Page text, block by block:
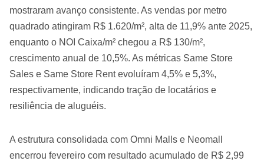
mostraram avanço consistente. As vendas por metro
quadrado atingiram R$ 1.620/m², alta de 11,9% ante 2025,
enquanto o NOI Caixa/m² chegou a R$ 130/m²,
crescimento anual de 10,5%. As métricas Same Store
Sales e Same Store Rent evoluíram 4,5% e 5,3%,
respectivamente, indicando tração de locatários e
resiliência de aluguéis.
A estrutura consolidada com Omni Malls e Neomall
encerrou fevereiro com resultado acumulado de R$ 2,99